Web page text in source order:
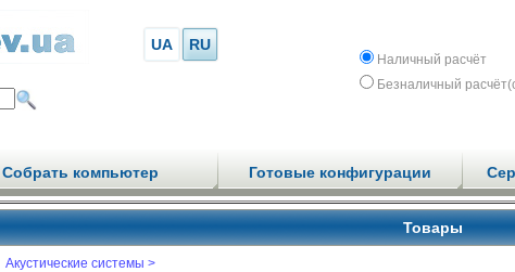
UA RU
Наличный расчёт
Безналичный
Собрать компьютер Готовые конфигурации
Товары
Акустические системы >